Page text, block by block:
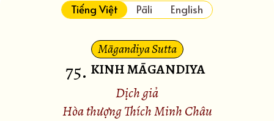
Tiếng Việt Pāli English
Māgandiya Sutta
75. KINH MĀGANDIYA
Dịch giả
Hòa thượng Thích Minh Châu